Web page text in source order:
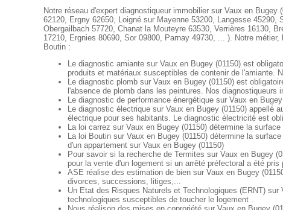
Notre réseau d'expert diagnostiqueur immobilier sur Vaux en
62120, Ergny 62650, Loigné sur Mayenne 53200, Langesse
Obergailbach 57720, Chanat la Mouteyre 63530, Verrières 16130,
17210, Ergnies 80690, Sor 09800, Parnay 49730, ... ). Notre
Boutin :
Le diagnostic amiante sur Vaux en Bugey (01150) est
produits et matériaux susceptibles de contenir de l'amiante.
Le diagnostic plomb sur Vaux en Bugey (01150) est
l'absence de plomb dans les peintures. Nos diagnostiqueurs
Le diagnostic de performance énergétique sur Vaux en
Le diagnostic électrique sur Vaux en Bugey (01150)
électrique pour ses habitants. Le diagnostic électricité est
La loi carrez sur Vaux en Bugey (01150) détermine la
La loi Boutin sur Vaux en Bugey (01150) détermine la
d'un appartement sur Vaux en Bugey (01150)
Pour savoir si la recherche de Termites sur Vaux en Bugey
pour la vente d'un logement si un arrêté préfectoral a été pris
ASE réalise des estimation de bien sur Vaux en Bugey
divorces, successions, litiges,...
Un Etat des Risques Naturels et Technologiques (ERNT)
technologiques susceptibles de toucher le logement .